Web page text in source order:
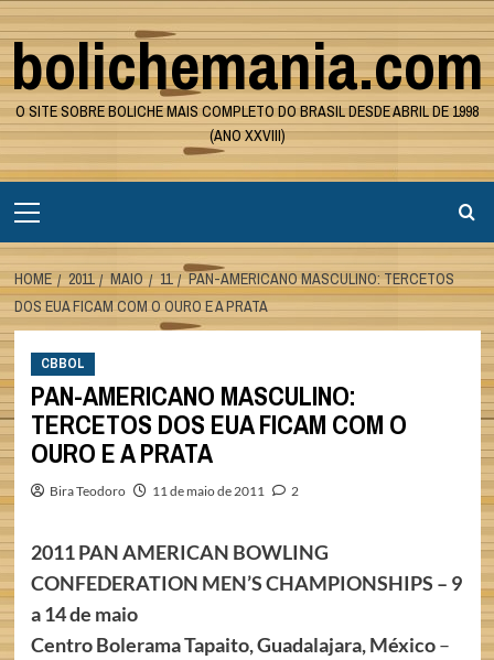
Skip
to
content
bolichemania.com
O SITE SOBRE BOLICHE MAIS COMPLETO DO BRASIL DESDE ABRIL DE 1998
(ANO XXVIII)
Menu
HOME 2011 MAIO 11
PAN-AMERICANO MASCULINO: TERCETOS
DOS EUA FICAM COM O OURO E A PRATA
CBBOL
PAN-AMERICANO MASCULINO:
TERCETOS DOS EUA FICAM COM O
OURO E A PRATA
Bira Teodoro 11 de maio de 2011 2
2011 PAN AMERICAN BOWLING
CONFEDERATION MEN’S CHAMPIONSHIPS – 9
a 14 de maio
Centro Bolerama Tapaito, Guadalajara, México–